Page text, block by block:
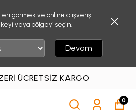
görmek ve online alışveriş
veya bölgeyi seçin.
Devam
ÜCRETSIZ KARGO
0